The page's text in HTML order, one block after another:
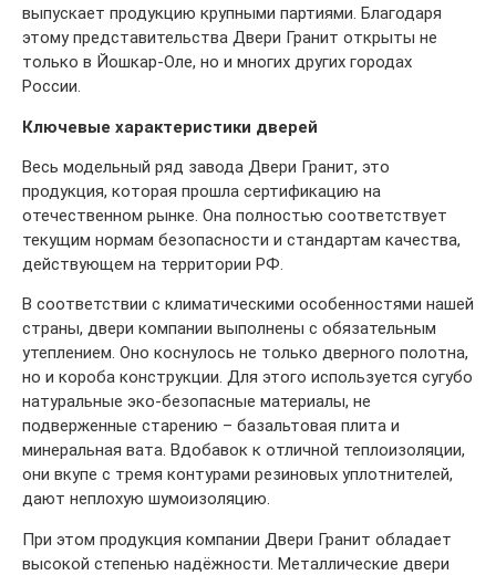
выпускает продукцию крупными партиями. Благодаря
этому представительства Двери Гранит открыты не
только в Йошкар-Оле, но и многих других городах
России.
Ключевые характеристики дверей
Весь модельный ряд завода Двери Гранит, это
продукция, которая прошла сертификацию на
отечественном рынке. Она полностью соответствует
текущим нормам безопасности и стандартам качества,
действующем на территории РФ.
В соответствии с климатическими особенностями нашей
страны, двери компании выполнены с обязательным
утеплением. Оно коснулось не только дверного полотна,
но и короба конструкции. Для этого используется сугубо
натуральные эко-безопасные материалы, не
подверженные старению – базальтовая плита и
минеральная вата. Вдобавок к отличной теплоизоляции,
они вкупе с тремя контурами резиновых уплотнителей,
дают неплохую шумоизоляцию.
При этом продукция компании Двери Гранит обладает
высокой степенью надёжности. Металлические двери